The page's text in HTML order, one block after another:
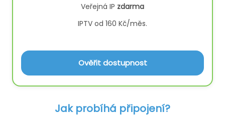
Veřejná IP zdarma
IPTV od 160 Kč/měs.
Ověřit dostupnost
Jak probíhá připojení?